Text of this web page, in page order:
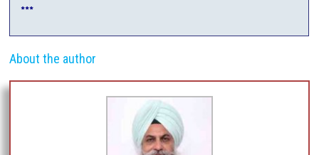
***
About the author